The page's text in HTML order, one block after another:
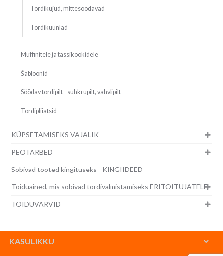
Tordikujud, mittesöödavad
Tordiküünlad
Muffinitele ja tassikookidele
Šabloonid
Söödav tordipilt - suhkrupilt, vahvlipilt
Tordipliiatsid
KÜPSETAMISEKS VAJALIK
PEOTARBED
Sobivad tooted kingituseks - KINGIIDEED
Toiduained, mis sobivad tordivalmistamiseks ERITOITUJATELE
TOIDUVÄRVID
KASULIKKU